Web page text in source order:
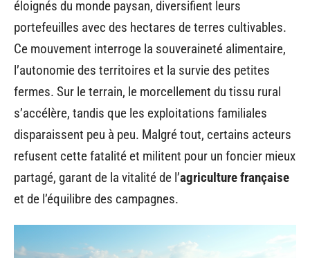
éloignés du monde paysan, diversifient leurs
portefeuilles avec des hectares de terres cultivables.
Ce mouvement interroge la souveraineté alimentaire,
l’autonomie des territoires et la survie des petites
fermes. Sur le terrain, le morcellement du tissu rural
s’accélère, tandis que les exploitations familiales
disparaissent peu à peu. Malgré tout, certains acteurs
refusent cette fatalité et militent pour un foncier mieux
partagé, garant de la vitalité de l’agriculture française
et de l’équilibre des campagnes.